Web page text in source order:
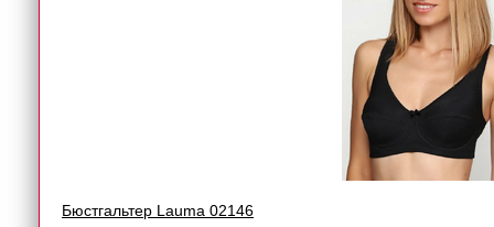
Бюстгальтер Lauma 02146